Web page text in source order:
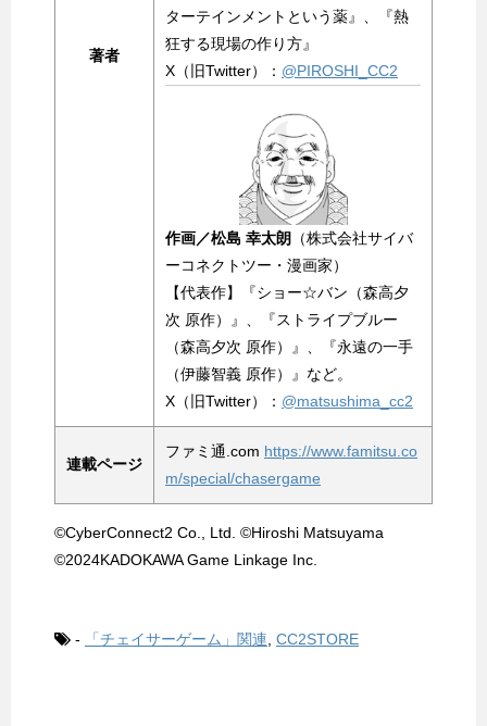
著者
ターテインメントという薬』、『熱
狂する現場の作り方』
X（旧Twitter）： @PIROSHI_CC2
作画／松島 幸太朗 （株式会社サイバ
ーコネクトツー・漫画家）
【代表作】『ショー☆バン（森高夕
次 原作）』、『ストライプブルー
（森高夕次 原作）』、『永遠の一手
（伊藤智義 原作）』など。
X（旧Twitter）： @matsushima_cc2
連載ページ
ファミ通.com https://www.famitsu.co
m/special/chasergame
©CyberConnect2 Co., Ltd. ©Hiroshi Matsuyama
©2024KADOKAWA Game Linkage Inc.
- 「チェイサーゲーム」関連 CC2STORE